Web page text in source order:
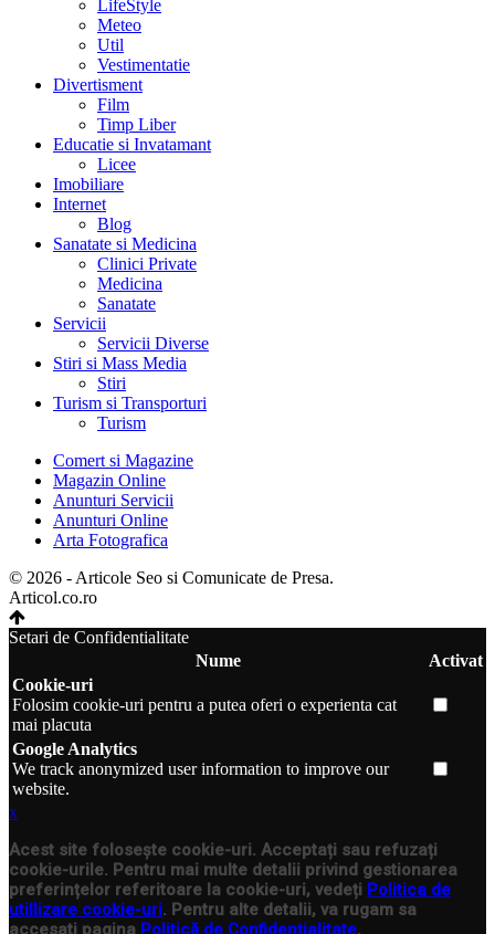
LifeStyle
Meteo
Util
Vestimentatie
Divertisment
Film
Timp Liber
Educatie si Invatamant
Licee
Imobiliare
Internet
Blog
Sanatate si Medicina
Clinici Private
Medicina
Sanatate
Servicii
Servicii Diverse
Stiri si Mass Media
Stiri
Turism si Transporturi
Turism
Comert si Magazine
Magazin Online
Anunturi Servicii
Anunturi Online
Arta Fotografica
© 2026 - Articole Seo si Comunicate de Presa.
Articol.co.ro
Setari de Confidentialitate
Nume
Activat
Cookie-uri
Folosim cookie-uri pentru a putea oferi o experienta cat
mai placuta
Google Analytics
We track anonymized user information to improve our
website.
x
Acest site folosește cookie-uri. Acceptați sau refuzați
cookie-urile. Pentru mai multe detalii privind gestionarea
preferințelor referitoare la cookie-uri, vedeți Politica de
utillizare cookie-uri. Pentru alte detalii, va rugam sa
accesati pagina Politică de Confidențialitate.